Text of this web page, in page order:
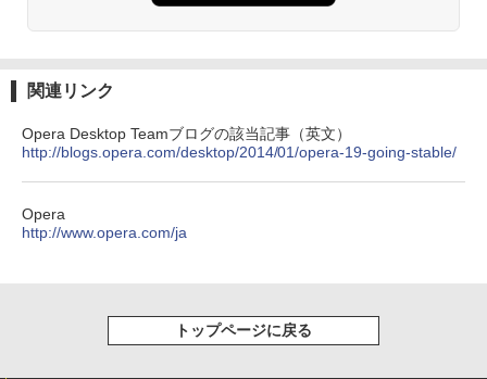
関連リンク
Opera Desktop Teamブログの該当記事（英文）
http://blogs.opera.com/desktop/2014/01/opera-19-going-stable/
Opera
http://www.opera.com/ja
トップページに戻る